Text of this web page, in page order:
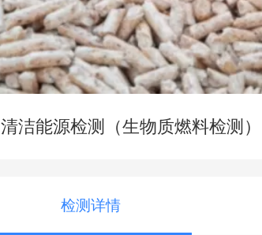
清洁能源检测（生物质燃料检测）
检测详情